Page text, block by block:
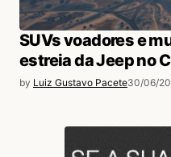
SUVs voadores e
estreia da Jeep no
by Luiz Gustavo Pacete30/06/